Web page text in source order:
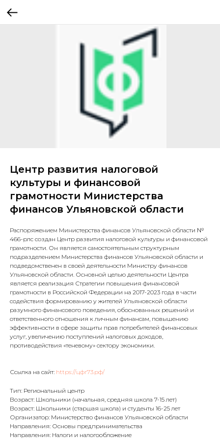
Центр развития налоговой
культуры и финансовой
грамотности Министерства
финансов Ульяновской области
Распоряжением Министерства финансов Ульяновской области №
466-рлс создан Центр развития налоговой культуры и финансовой
грамотности. Он является самостоятельным структурным
подразделением Министерства финансов Ульяновской области и
подведомственен в своей деятельности Министру финансов
Ульяновской области. Основной целью деятельности Центра
является реализация Стратегии повышения финансовой
грамотности в Российской Федерации на 2017-2023 года в части
содействия формированию у жителей Ульяновской области
разумного финансового поведения, обоснованных решений и
ответственного отношения к личным финансам, повышению
эффективности в сфере защиты прав потребителей финансовых
услуг, увеличению поступлений налоговых доходов,
противодействия «теневому» сектору экономики.
Ссылка на сайт: https://цфг73.рф/
Тип: Региональный центр
Возраст: Школьники (начальная, средняя школа 7-15 лет)
Возраст: Школьники (старшая школа) и студенты 16-25 лет
Организатор: Министерство финансов Ульяновской области
Направления: Основы предпринимательства
Направления: Налоги и налогообложение